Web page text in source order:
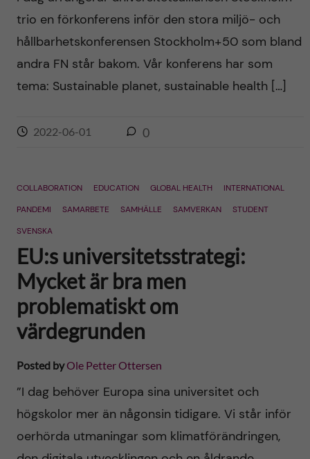
trio en förkonferens inför den stora miljö- och
hållbarhetskonferensen Stockholm+50 som bland
andra FN står bakom. Vår konferens har som
tema: Sustainable planet, sustainable health […]
2022-06-01 0
COLLABORATION EDUCATION GLOBAL HEALTH
INTERNATIONAL
PANDEMI
SAMARBETE SAMHÄLLE SAMVERKAN
STUDENT
SVENSKA
EU:s universitetsstrategi:
Mycket är bra men
problematiskt om
värdegrunden
Posted byOle Petter Ottersen
”I dag behöver Europa sina universitet och
högskolor mer än någonsin tidigare. Vi står inför
oerhörda utmaningar som klimatförändringen,